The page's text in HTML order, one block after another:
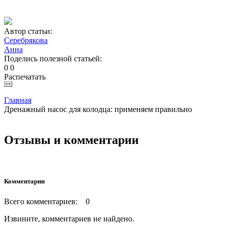
Автор статьи:
Серебрякова
Анна
Поделись полезной статьей:
0 0
Распечатать
Главная
Дренажный насос для колодца: применяем правильно
Отзывы и комментарии
Комментарии
Всего комментариев: 0
Извините, комментариев не найдено.